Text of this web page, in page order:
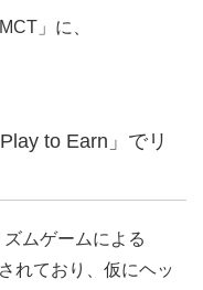
」に、
to Earn」でリ
ムゲームによる
れており、仮にヘッ